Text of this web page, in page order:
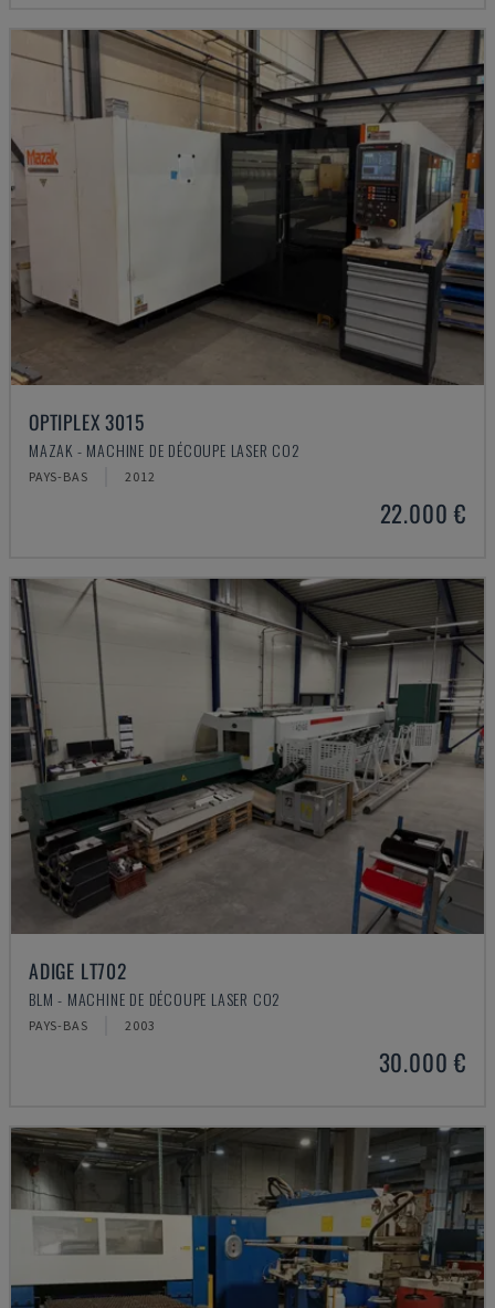
OPTIPLEX 3015
MAZAK - MACHINE DE DÉCOUPE LASER CO2
PAYS-BAS 2012
22.000 €
ADIGE LT702
BLM - MACHINE DE DÉCOUPE LASER CO2
PAYS-BAS 2003
30.000 €